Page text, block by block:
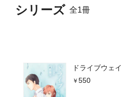
シリーズ 全1冊
ドライブウェ
550